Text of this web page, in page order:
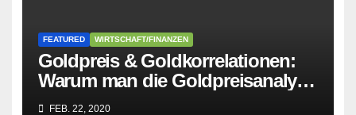
FEATURED WIRTSCHAFT/FINANZEN
Goldpreis & Goldkorrelationen:
Warum man die Goldpreisanalyse
besser Profis überlässt!
FEB. 22, 2020